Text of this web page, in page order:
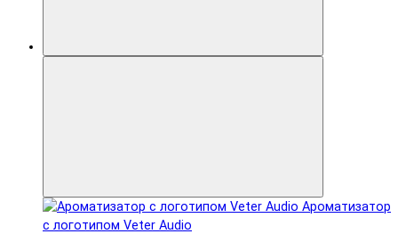
Ароматизатор
с логотипом Veter Audio